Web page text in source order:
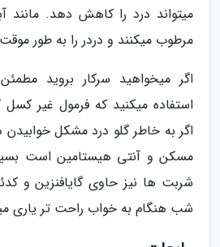
میتواند درد را کاهش دهد. مانند
مرطوب میکنند و دردر را به طور
اگر میخواهید سرکار بروید
استفاده میکنید که فرمول غیر کسل
اگر به خاطر گلو درد مشکل
مسکن و آنتی هیستامین است
شربت ها نیز حاوی گایافنزین و
شب هنگام به خواب راحت تر یاری